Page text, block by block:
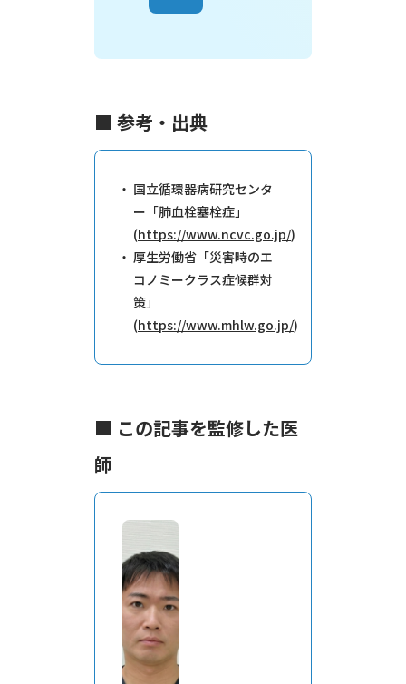
■ 参考・出典
国立循環器病研究センタ
ー「肺血栓塞栓症」
(https://www.ncvc.go.jp/)
厚生労働省「災害時のエ
コノミークラス症候群対
策」
(https://www.mhlw.go.jp/)
■ この記事を監修した医
師